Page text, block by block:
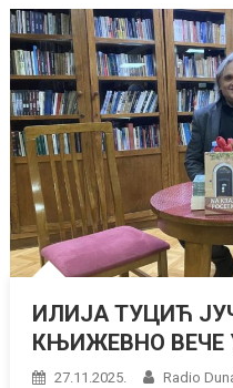
ИЛИЈА ТУЦИЋ
КЊИЖЕВНО ВЕЧЕ
27.11.2025. Radio